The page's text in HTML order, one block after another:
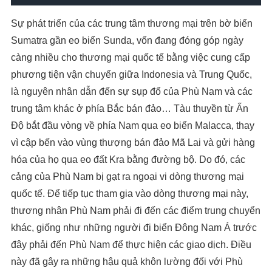
Sự phát triển của các trung tâm thương mại trên bờ biển
Sumatra gần eo biển Sunda, vốn đang đóng góp ngày
càng nhiều cho thương mại quốc tế bằng việc cung cấp
phương tiện vận chuyển giữa Indonesia và Trung Quốc,
là nguyên nhân dẫn đến sự sụp đổ của Phù Nam và các
trung tâm khác ở phía Bắc bán đảo… Tàu thuyền từ Ấn
Độ bắt đầu vòng về phía Nam qua eo biển Malacca, thay
vì cập bến vào vùng thượng bán đảo Mã Lai và gửi hàng
hóa của họ qua eo đất Kra bằng đường bộ. Do đó, các
cảng của Phù Nam bị gạt ra ngoại vi dòng thương mại
quốc tế. Để tiếp tục tham gia vào dòng thương mại này,
thương nhân Phù Nam phải đi đến các điểm trung chuyển
khác, giống như những người đi biển Đông Nam Á trước
đây phải đến Phù Nam để thực hiện các giao dịch. Điều
này đã gây ra những hậu quả khôn lường đối với Phù